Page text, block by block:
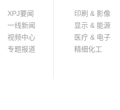
XPJ要闻
一线新闻
视频中心
专题报道
印刷 & 影像
显示 & 能源
医疗 & 电子
精细化工